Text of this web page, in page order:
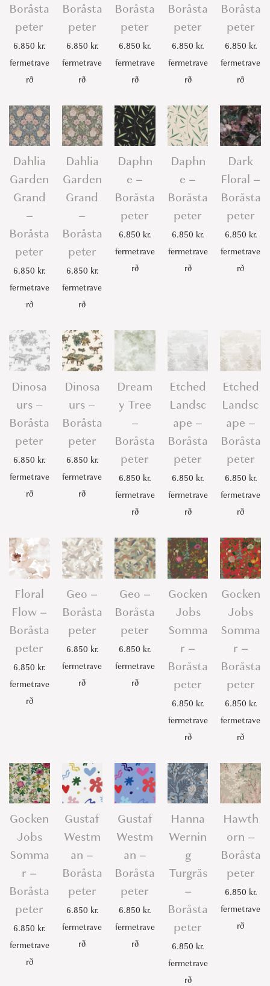
Boråsta
peter
6.850 kr.
fermetrave
rð
Boråsta
peter
6.850 kr.
fermetrave
rð
Boråsta
peter
6.850 kr.
fermetrave
rð
Boråsta
peter
6.850 kr.
fermetrave
rð
Boråsta
peter
6.850 kr.
fermetrave
rð
Dahlia
Garden
Grand
–
Boråsta
peter
6.850 kr.
fermetrave
rð
Dahlia
Garden
Grand
–
Boråsta
peter
6.850 kr.
fermetrave
rð
Daphn
e –
Boråsta
peter
6.850 kr.
fermetrave
rð
Daphn
e –
Boråsta
peter
6.850 kr.
fermetrave
rð
Dark
Floral –
Boråsta
peter
6.850 kr.
fermetrave
rð
Dinosa
urs –
Boråsta
peter
6.850 kr.
fermetrave
rð
Dinosa
urs –
Boråsta
peter
6.850 kr.
fermetrave
rð
Dream
y Tree
–
Boråsta
peter
6.850 kr.
fermetrave
rð
Etched
Landsc
ape –
Boråsta
peter
6.850 kr.
fermetrave
rð
Etched
Landsc
ape –
Boråsta
peter
6.850 kr.
fermetrave
rð
Floral
Flow –
Boråsta
peter
6.850 kr.
fermetrave
rð
Geo –
Boråsta
peter
6.850 kr.
fermetrave
rð
Geo –
Boråsta
peter
6.850 kr.
fermetrave
rð
Gocken
Jobs
Somma
r –
Boråsta
peter
6.850 kr.
fermetrave
rð
Gocken
Jobs
Somma
r –
Boråsta
peter
6.850 kr.
fermetrave
rð
Gocken
Jobs
Somma
r –
Boråsta
peter
6.850 kr.
fermetrave
rð
Gustaf
Westm
an –
Boråsta
peter
6.850 kr.
fermetrave
rð
Gustaf
Westm
an –
Boråsta
peter
6.850 kr.
fermetrave
rð
Hanna
Wernin
g
Turgräs
–
Boråsta
peter
6.850 kr.
fermetrave
rð
Hawth
orn –
Boråsta
peter
6.850 kr.
fermetrave
rð